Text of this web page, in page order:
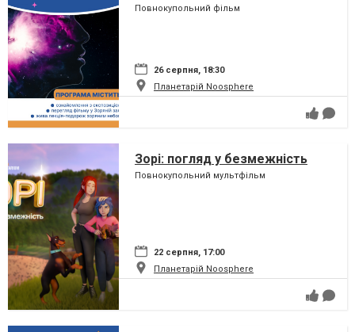
Повнокупольний фільм
26 серпня, 18:30
Планетарій Noosphere
Зорі: погляд у безмежність
Повнокупольний мультфільм
22 серпня, 17:00
Планетарій Noosphere